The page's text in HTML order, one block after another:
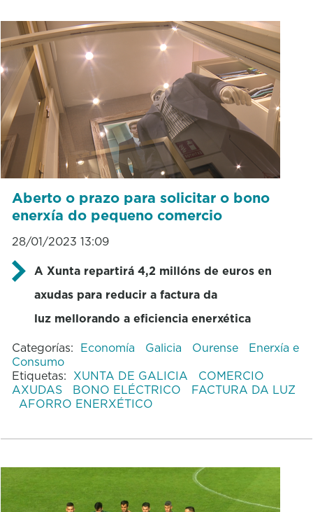
Aberto o prazo para solicitar o bono
enerxía do pequeno comercio
28/01/2023 13:09
A Xunta repartirá 4,2 millóns de euros en
axudas para reducir a factura da
luz mellorando a eficiencia enerxética
Categorías: Economía Galicia Ourense
Enerxía e
Consumo
Etiquetas: XUNTA DE GALICIA
COMERCIO
AXUDAS
BONO ELÉCTRICO
FACTURA DA LUZ
AFORRO ENERXÉTICO